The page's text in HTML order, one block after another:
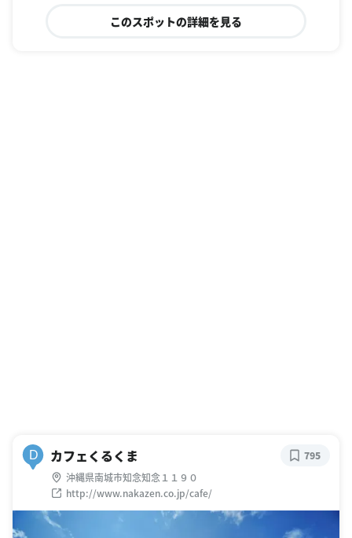
このスポットの詳細を見る
D カフェくるくま
沖縄県南城市知念知念１１９０
http://www.nakazen.co.jp/cafe/
795